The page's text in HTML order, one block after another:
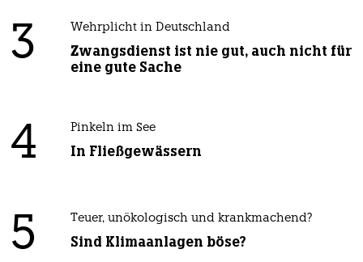
3 Wehrplicht in Deutschland
Zwangsdienst ist nie gut, auch nicht für
eine gute Sache
4 Pinkeln im See
In Fließgewässern
5 Teuer, unökologisch und krankmachend?
Sind Klimaanlagen böse?